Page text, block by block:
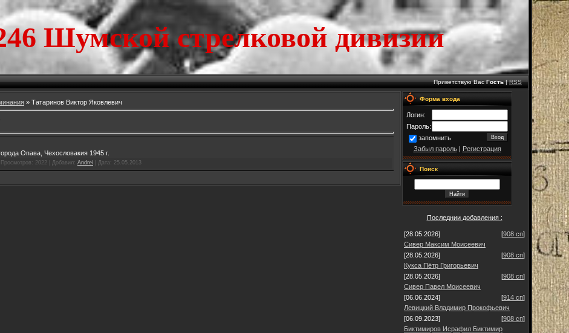
Шумской стрелковой дивизии
Приветствую Вас Гость|RSS
» Татаринов Виктор Яковлевич
Опава, Чехословакия 1945 г.
Просмотров: 2022 Добавил: Andrei Дата: 25.05.2013
Форма входа
Логин:
Пароль:
запомнить
Забыл пароль| Регистрация
Поиск
Последнии добавления :
[28.05.2026] [908 сп]
Сивер Максим Моисеевич
[28.05.2026]
[908 сп]
Кукса Пётр Григорьевич
[28.05.2026]
[908 сп]
Сивер Павел Моисеевич
[06.06.2024]
[914 сп]
Левицкий Владимир Прокофьевич
[06.09.2023]
[908 сп]
Биктимиров Исрафил Биктимир